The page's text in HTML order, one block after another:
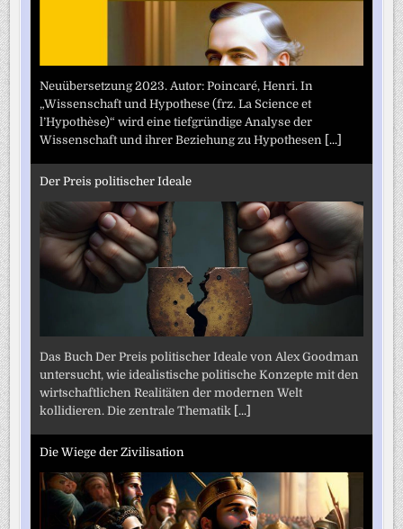
Neuübersetzung 2023. Autor: Poincaré, Henri. In
„Wissenschaft und Hypothese (frz. La Science et
l’Hypothèse)“ wird eine tiefgründige Analyse der
Wissenschaft und ihrer Beziehung zu Hypothesen [...]
Der Preis politischer Ideale
Das Buch Der Preis politischer Ideale von Alex Goodman
untersucht, wie idealistische politische Konzepte mit den
wirtschaftlichen Realitäten der modernen Welt
kollidieren. Die zentrale Thematik [...]
Die Wiege der Zivilisation